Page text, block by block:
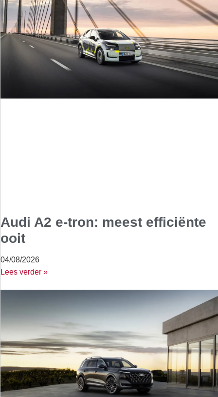
Audi A2 e-tron: meest efficiënte
ooit
04/08/2026
Lees verder »